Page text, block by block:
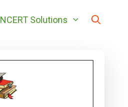
NCERT Solutions